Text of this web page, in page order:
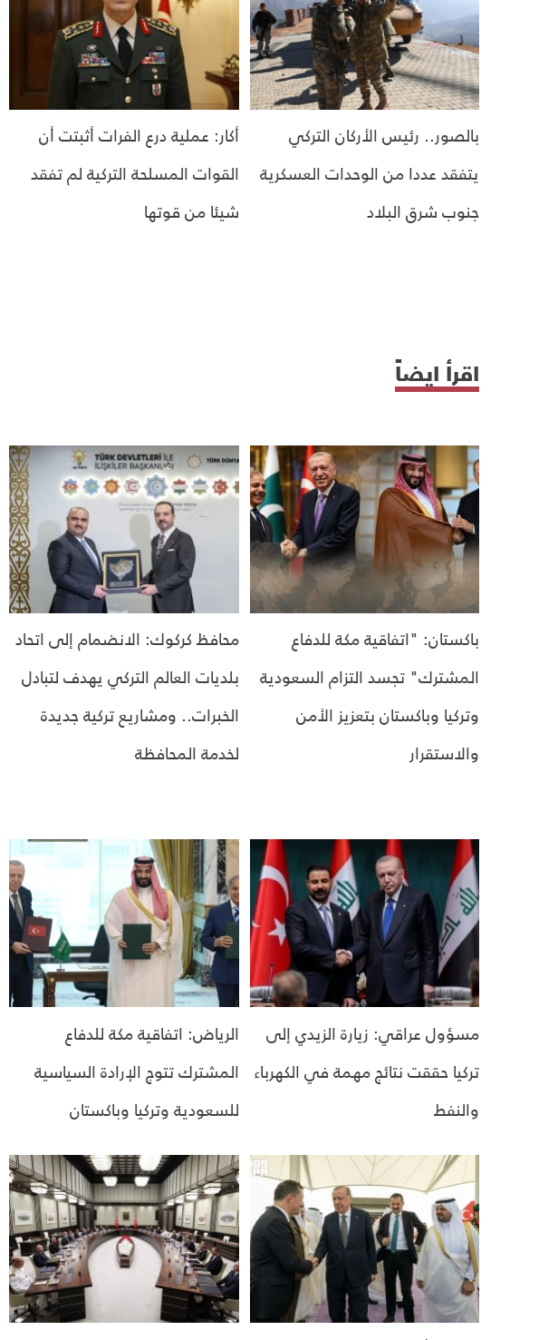
بالصور.. رئيس الأركان التركي
يتفقد عددا من الوحدات العسكرية
جنوب شرق البلاد
أكار: عملية درع الفرات أثبتت أن
القوات المسلحة التركية لم تفقد
شيئا من قوتها
اقرأ ايضاً
باكستان: "اتفاقية مكة للدفاع
المشترك" تجسد التزام السعودية
وتركيا وباكستان بتعزيز الأمن
والاستقرار
محافظ كركوك: الانضمام إلى اتحاد
بلديات العالم التركي يهدف لتبادل
الخبرات.. ومشاريع تركية جديدة
لخدمة المحافظة
مسؤول عراقي: زيارة الزيدي إلى
تركيا حققت نتائج مهمة في الكهرباء
والنفط
الرياض: اتفاقية مكة للدفاع
المشترك تتوج الإرادة السياسية
للسعودية وتركيا وباكستان